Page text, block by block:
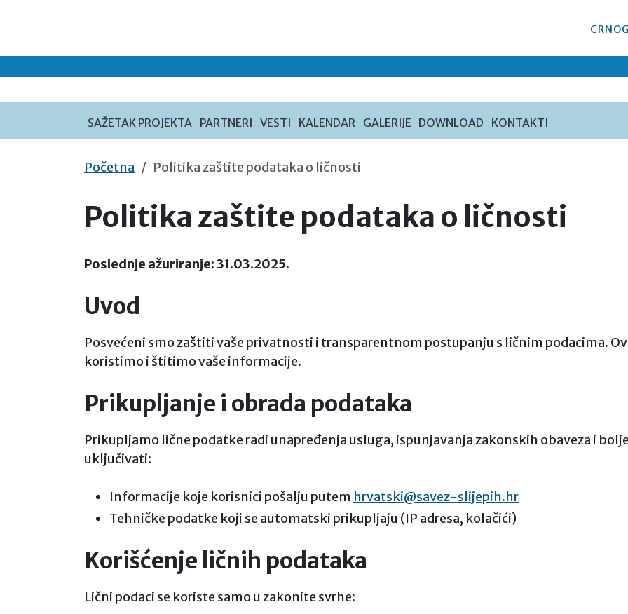
SAŽETAK PROJEKTA PARTNERI VESTI KALENDAR GALERIJE DOWNLOAD KONTAKTI
Početna Politika zaštite podataka o ličnosti
Politika zaštite podataka o ličnosti
Poslednje ažuriranje: 31.03.2025.
Uvod
Posvećeni smo zaštiti vaše privatnosti i transparentnom postupanju s ličnim podacima.
koristimo i štitimo vaše informacije.
Prikupljanje i obrada podataka
Prikupljamo lične podatke radi unapređenja usluga, ispunjavanja zakonskih obaveza i
uključivati:
Informacije koje korisnici pošalju putem hrvatski@savez-slijepih.hr
Tehničke podatke koji se automatski prikupljaju (IP adresa, kolačići)
Korišćenje ličnih podataka
Lični podaci se koriste samo u zakonite svrhe: